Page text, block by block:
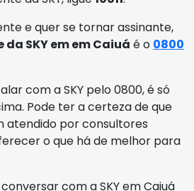
e quer se tornar assinante,
da SKY em em Caiuá é o 0800
com a SKY pelo 0800, é só
Pode ter a certeza de que
atendido por consultores
o que há de melhor para
com a SKY em Caiuá